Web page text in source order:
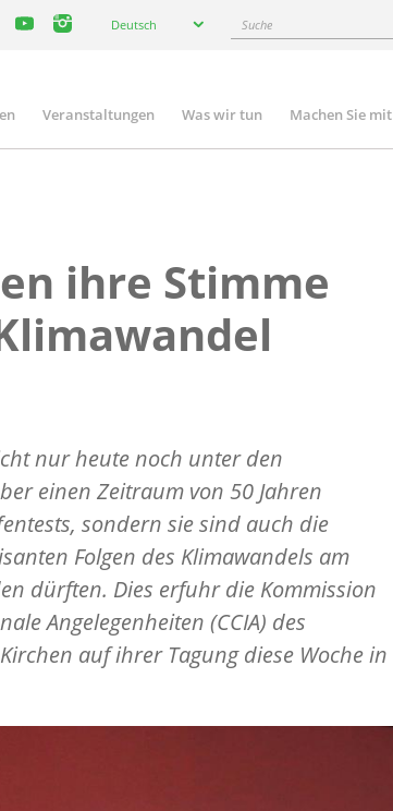
Deutsch Suche
Veranstaltungen Was wir tun Machen Sie mit
ihre Stimme
nur heute noch unter den
einen Zeitraum von 50 Jahren
sondern sie sind auch die
Folgen des Klimawandels am
dürften. Dies erfuhr die Kommission
Angelegenheiten (CCIA) des
auf ihrer Tagung diese Woche in